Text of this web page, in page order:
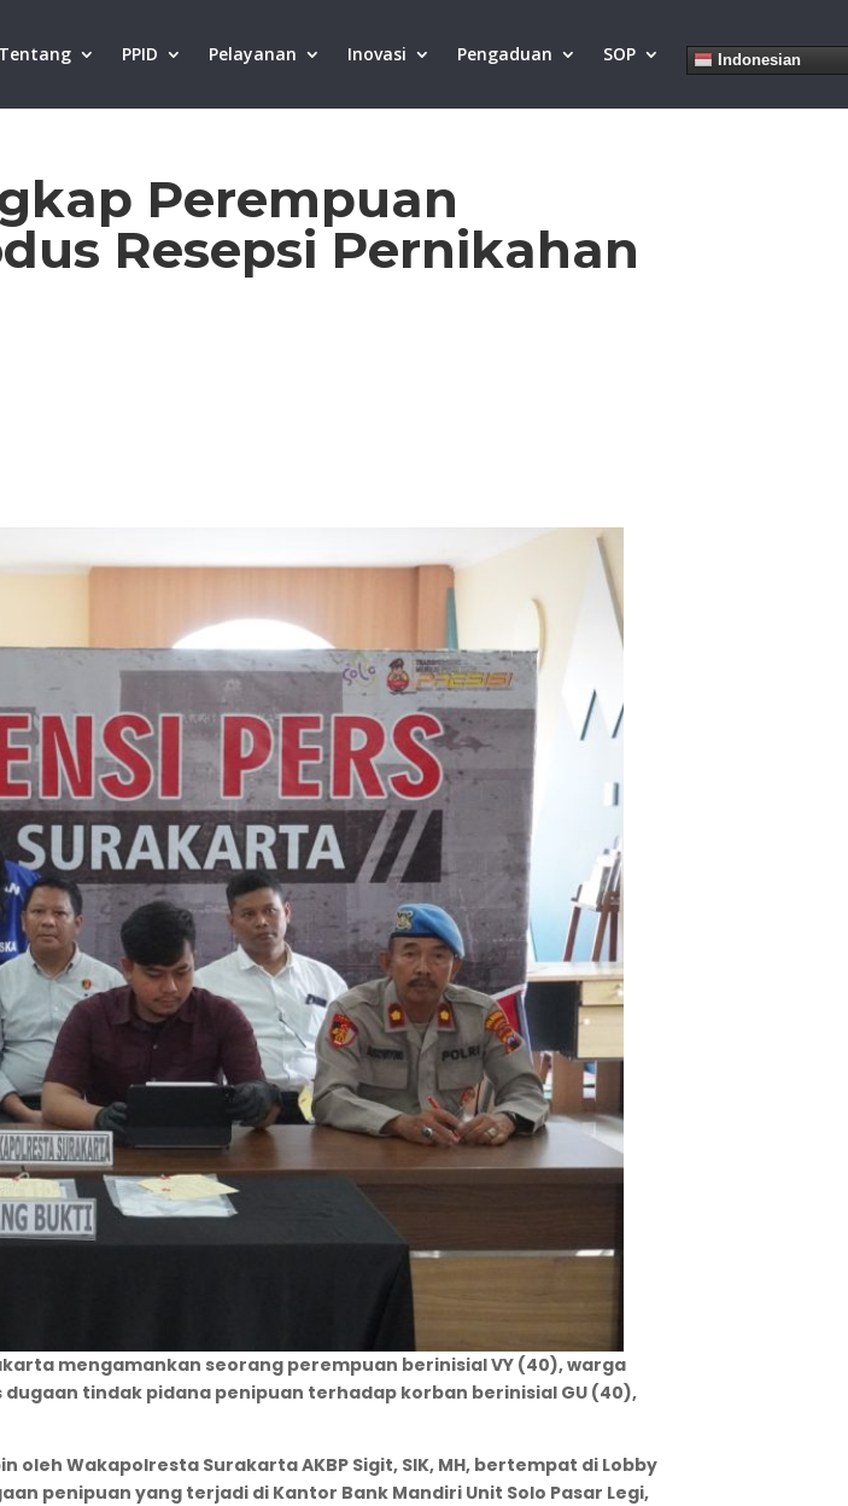
Tentang PPID Pelayanan Inovasi Pengaduan SOP Indonesian
Perempuan
Resepsi Pernikahan
mengamankan seorang perempuan berinisial VY (40), warga
tindak pidana penipuan terhadap korban berinisial GU (40),
Wakapolresta Surakarta AKBP Sigit, SIK, MH, bertempat di Lobby
penipuan yang terjadi di Kantor Bank Mandiri Unit Solo Pasar Legi,